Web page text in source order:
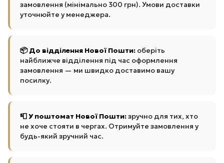
замовлення (мінімально 300 грн). Умови доставки
уточнюйте у менеджера.
📦 До відділення Нової Пошти: оберіть
найближче відділення під час оформлення
замовлення — ми швидко доставимо вашу
посилку.
📮 У поштомат Нової Пошти:зручно для тих, хто
не хоче стояти в чергах. Отримуйте замовлення у
будь-який зручний час.